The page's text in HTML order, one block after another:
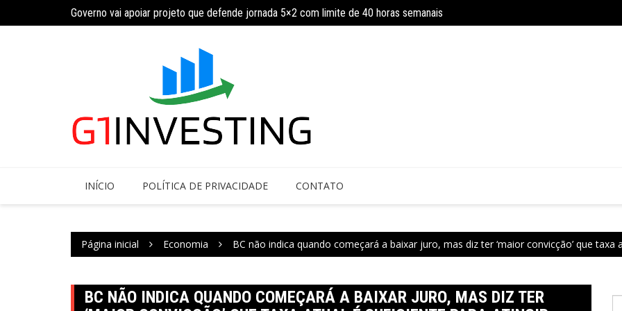
Governo vai apoiar projeto que defende jornada 5×2 com limite de 40 horas semanais INSS amplia temporariamente
INÍCIO POLÍTICA DE PRIVACIDADE CONTATO
Página inicial Economia BC não indica quando começará a baixar juro, mas diz ter ‘maior convicção’ que
BC NÃO INDICA QUANDO COMEÇARÁ A BAIXAR JURO, MAS DIZ TER